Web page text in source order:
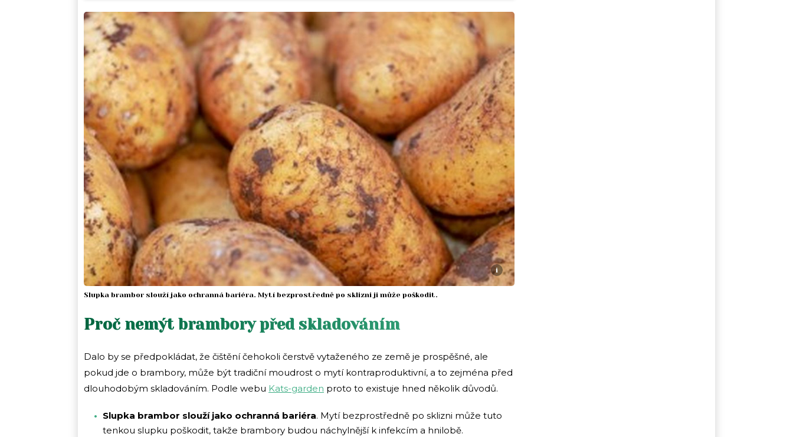
i
Slupka brambor slouží jako ochranná bariéra. Mytí bezprostředně po sklizni ji může poškodit.
Proč nemýt brambory před skladováním
Dalo by se předpokládat, že čištění čehokoli čerstvě vytaženého ze země je prospěšné, ale
pokud jde o brambory, může být tradiční moudrost o mytí kontraproduktivní, a to zejména před
dlouhodobým skladováním. Podle webu Kats-garden proto to existuje hned několik důvodů.
Slupka brambor slouží jako ochranná bariéra. Mytí bezprostředně po sklizni může tuto
tenkou slupku poškodit, takže brambory budou náchylnější k infekcím a hnilobě.